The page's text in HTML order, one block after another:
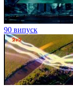
90 випуск